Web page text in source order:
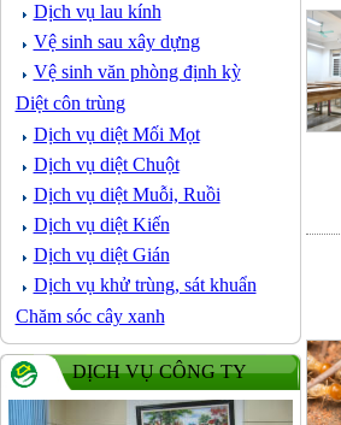
Dịch vụ lau kính
Vệ sinh sau xây dựng
Vệ sinh văn phòng định kỳ
Diệt côn trùng
Dịch vụ diệt Mối Mọt
Dịch vụ diệt Chuột
Dịch vụ diệt Muỗi, Ruồi
Dịch vụ diệt Kiến
Dịch vụ diệt Gián
Dịch vụ khử trùng, sát khuẩn
Chăm sóc cây xanh
DỊCH VỤ CÔNG TY